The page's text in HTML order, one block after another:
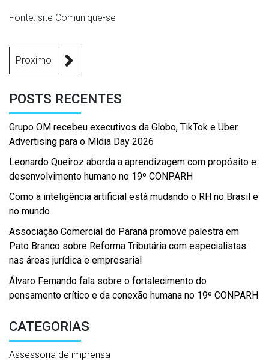
Fonte: site Comunique-se
Proximo
POSTS RECENTES
Grupo OM recebeu executivos da Globo, TikTok e Uber
Advertising para o Mídia Day 2026
Leonardo Queiroz aborda a aprendizagem com propósito e
desenvolvimento humano no 19º CONPARH
Como a inteligência artificial está mudando o RH no Brasil e
no mundo
Associação Comercial do Paraná promove palestra em
Pato Branco sobre Reforma Tributária com especialistas
nas áreas jurídica e empresarial
Álvaro Fernando fala sobre o fortalecimento do
pensamento crítico e da conexão humana no 19º CONPARH
CATEGORIAS
Assessoria de imprensa